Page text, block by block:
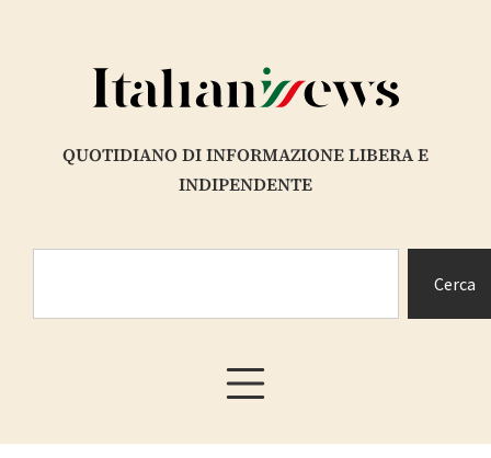
QUOTIDIANO DI INFORMAZIONE LIBERA E
INDIPENDENTE
Cerca